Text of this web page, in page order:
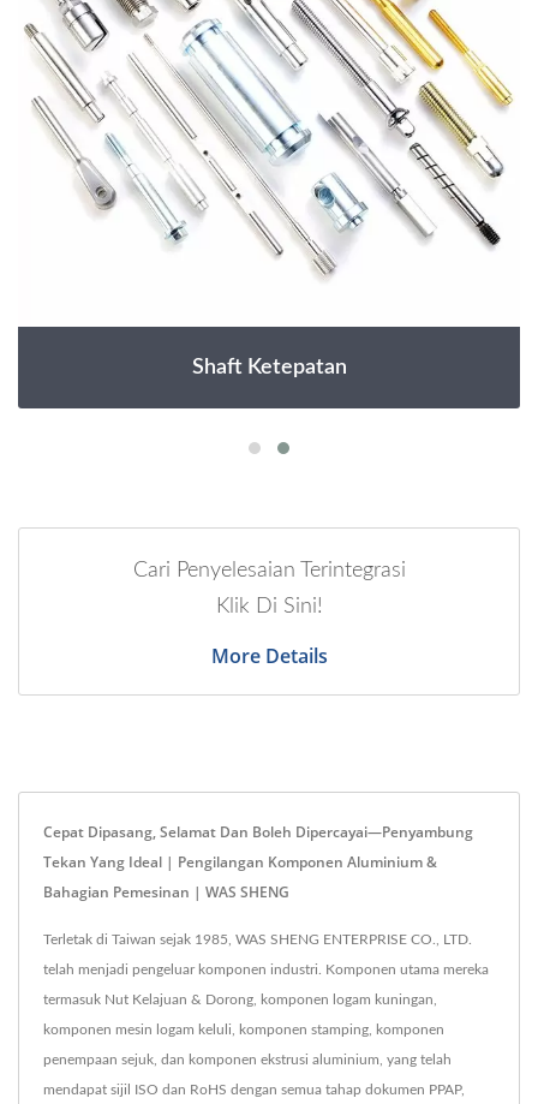
Shaft Ketepatan
Cari Penyelesaian Terintegrasi
Klik Di Sini!
More Details
Cepat Dipasang, Selamat Dan Boleh Dipercayai—Penyambung
Tekan Yang Ideal | Pengilangan Komponen Aluminium &
Bahagian Pemesinan | WAS SHENG
Terletak di Taiwan sejak 1985, WAS SHENG ENTERPRISE CO., LTD.
telah menjadi pengeluar komponen industri. Komponen utama mereka
termasuk Nut Kelajuan & Dorong, komponen logam kuningan,
komponen mesin logam keluli, komponen stamping, komponen
penempaan sejuk, dan komponen ekstrusi aluminium, yang telah
mendapat sijil ISO dan RoHS dengan semua tahap dokumen PPAP,